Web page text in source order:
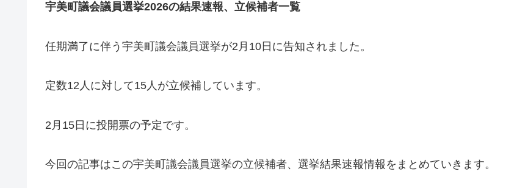
宇美町議会議員選挙2026の結果速報、立候補者一覧
任期満了に伴う宇美町議会議員選挙が2月10日に告知されました。
定数12人に対して15人が立候補しています。
2月15日に投開票の予定です。
今回の記事はこの宇美町議会議員選挙の立候補者、選挙結果速報情報をまとめていきます。